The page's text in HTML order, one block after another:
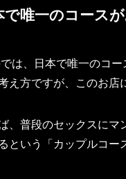
で唯一のコース
では、日本で唯一のコ
え方ですが、このお店
、普段のセックスにマ
という「カップルコー